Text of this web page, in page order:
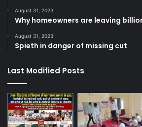
August 31, 2023
Why homeowners are leaving
August 31, 2023
Spieth in danger of missing cut
Last Modified Posts